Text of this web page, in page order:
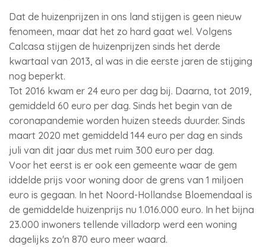
Dat de huizenprijzen in ons land stijgen is geen nieuw
fenomeen, maar dat het zo hard gaat wel. Volgens
Calcasa stijgen de huizenprijzen sinds het derde
kwartaal van 2013, al was in die eerste jaren de stijging
nog beperkt.
Tot 2016 kwam er 24 euro per dag bij. Daarna, tot 2019,
gemiddeld 60 euro per dag. Sinds het begin van de
coronapandemie worden huizen steeds duurder. Sinds
maart 2020 met gemiddeld 144 euro per dag en sinds
juli van dit jaar dus met ruim 300 euro per dag.
Voor het eerst is er ook een gemeente waar de gem
iddelde prijs voor woning door de grens van 1 miljoen
euro is gegaan. In het Noord-Hollandse Bloemendaal is
de gemiddelde huizenprijs nu 1.016.000 euro. In het bijna
23.000 inwoners tellende villadorp werd een woning
dagelijks zo'n 870 euro meer waard.